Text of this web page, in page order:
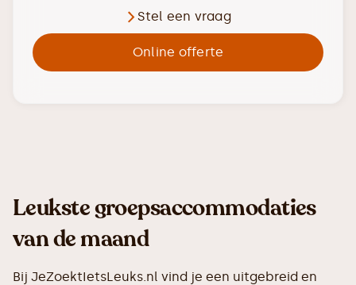
Stel een vraag
Online offerte
Leukste groepsaccommodaties
van de maand
Bij JeZoektIetsLeuks.nl vind je een uitgebreid en